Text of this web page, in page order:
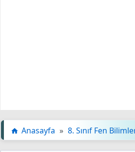
Anasayfa » 8. Sınıf Fen